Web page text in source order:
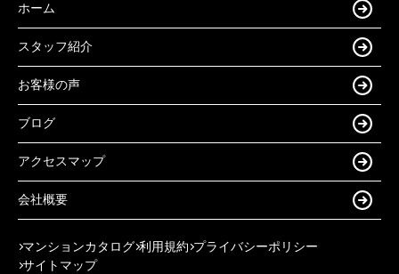
ホーム
スタッフ紹介
お客様の声
ブログ
アクセスマップ
会社概要
マンションカタログ 利用規約 プライバシーポリシー
サイトマップ